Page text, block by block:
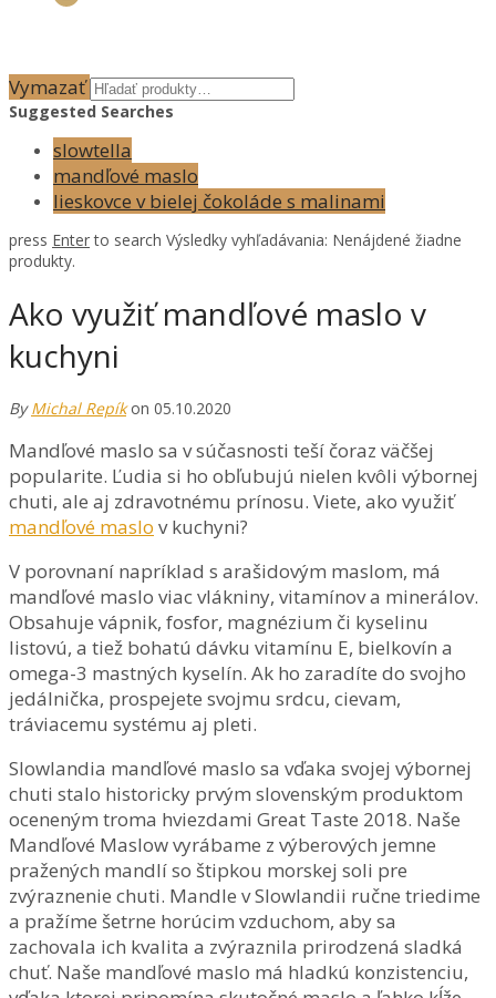
Vymazať
Suggested Searches
slowtella
mandľové maslo
lieskovce v bielej čokoláde s malinami
press Enterto search Výsledky vyhľadávania: Nenájdené žiadne
produkty.
Ako využiť mandľové maslo v
kuchyni
ByMichal Repík on 05.10.2020
Mandľové maslo sa v súčasnosti teší čoraz väčšej
popularite. Ľudia si ho obľubujú nielen kvôli výbornej
chuti, ale aj zdravotnému prínosu. Viete, ako využiť
mandľové maslo v kuchyni?
V porovnaní napríklad s arašidovým maslom, má
mandľové maslo viac vlákniny, vitamínov a minerálov.
Obsahuje vápnik, fosfor, magnézium či kyselinu
listovú, a tiež bohatú dávku vitamínu E, bielkovín a
omega-3 mastných kyselín. Ak ho zaradíte do svojho
jedálnička, prospejete svojmu srdcu, cievam,
tráviacemu systému aj pleti.
Slowlandia mandľové maslo sa vďaka svojej výbornej
chuti stalo historicky prvým slovenským produktom
oceneným troma hviezdami Great Taste 2018. Naše
Mandľové Maslow vyrábame z výberových jemne
pražených mandlí so štipkou morskej soli pre
zvýraznenie chuti. Mandle v Slowlandii ručne triedime
a pražíme šetrne horúcim vzduchom, aby sa
zachovala ich kvalita a zvýraznila prirodzená sladká
chuť. Naše mandľové maslo má hladkú konzistenciu,